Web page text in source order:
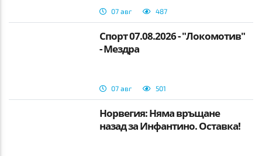
07 авг 487
Спорт 07.08.2026 - "Локомотив"
- Мездра
07 авг 501
Норвегия: Няма връщане
назад за Инфантино. Оставка!